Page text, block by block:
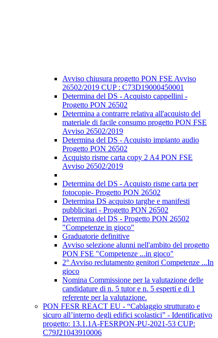
Avviso chiusura progetto PON FSE Avviso
26502/2019 CUP : C73D19000450001
Determina del DS - Acquisto cappellini -
Progetto PON 26502
Determina a contrarre relativa all'acquisto del
materiale di facile consumo progetto PON FSE
Avviso 26502/2019
Determina del DS - Acquisto impianto audio
Progetto PON 26502
Acquisto risme carta copy 2 A4 PON FSE
Avviso 26502/2019
Determina del DS - Acquisto risme carta per
fotocopie- Progetto PON 26502
Determina DS acquisto targhe e manifesti
pubblicitari - Progetto PON 26502
Determina del DS - Progetto PON 26502
"Competenze in gioco"
Graduatorie definitive
Avviso selezione alunni nell'ambito del progetto
PON FSE "Competenze ...in gioco"
2° Avviso reclutamento genitori Competenze ...In
gioco
Nomina Commissione per la valutazione delle
candidature di n. 5 tutor e n. 5 esperti e di 1
referente per la valutazione.
PON FESR REACT EU - “Cablaggio strutturato e
sicuro all’interno degli edifici scolastici” - Identificativo
progetto: 13.1.1A-FESRPON-PU-2021-53 CUP:
C79J21043910006